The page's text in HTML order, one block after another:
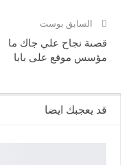
السابق بوست
قصىة نجاح علي جاك ما
مؤسس موقع على بابا
قد يعجبك ايضا